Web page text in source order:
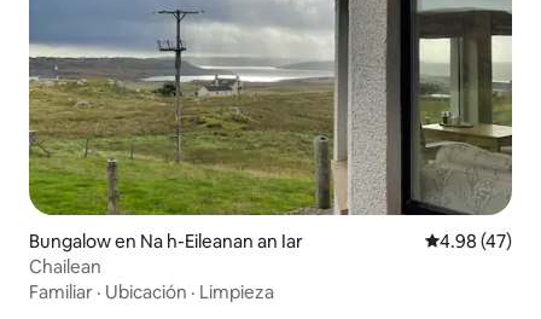
Bungalow en Na h-Eileanan an Iar Calificación
4.98 (47)
Chailean
Familiar · Ubicación · Limpieza